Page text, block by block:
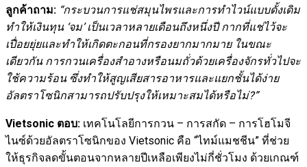
ลูกค้าถาม: “กระบวนการแช่สมุนไพรและการทำไวน์แบบดั้งเดิม
ทำให้เงินทุน ‘จม’ เป็นเวลาหลายเดือนถึงหนึ่งปี กากที่แช่ไว้จะ
เปื่อยยุ่ยและทำให้เกิดตะกอนที่กรองยากมากมาย ในขณะ
เดียวกัน การกวนเครื่องสำอางหรือนมถั่วด้วยเครื่องจักรทั่วไปจะ
ใช้ความร้อน ซึ่งทำให้สูญเสียสารอาหารและแยกชั้นได้ง่าย
อัลตราโซนิกสามารถปรับปรุงให้เหมาะสมได้หรือไม่?”
Vietsonic ตอบ: เทคโนโลยีการกวน – การสกัด – การโฮโมจี
ไนซ์ด้วยอัลตราโซนิกของ Vietsonic คือ “ไทม์แมชชีน” ที่ช่วย
ให้ธุรกิจลดขั้นตอนจากหลายปีเหลือเพียงไม่กี่ชั่วโมง ด้วยเกณฑ์